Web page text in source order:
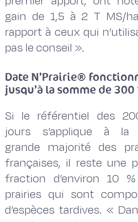
gain de 1,5 à 2 T MS/
rapport à ceux qui
pas le conseil ».
Date N’Prairie®
jusqu’à la somme de 300
Si le référentiel des
jours s’applique à la
grande majorité des
françaises, il reste une
fraction d’environ 10
prairies qui sont
d’espèces tardives. «